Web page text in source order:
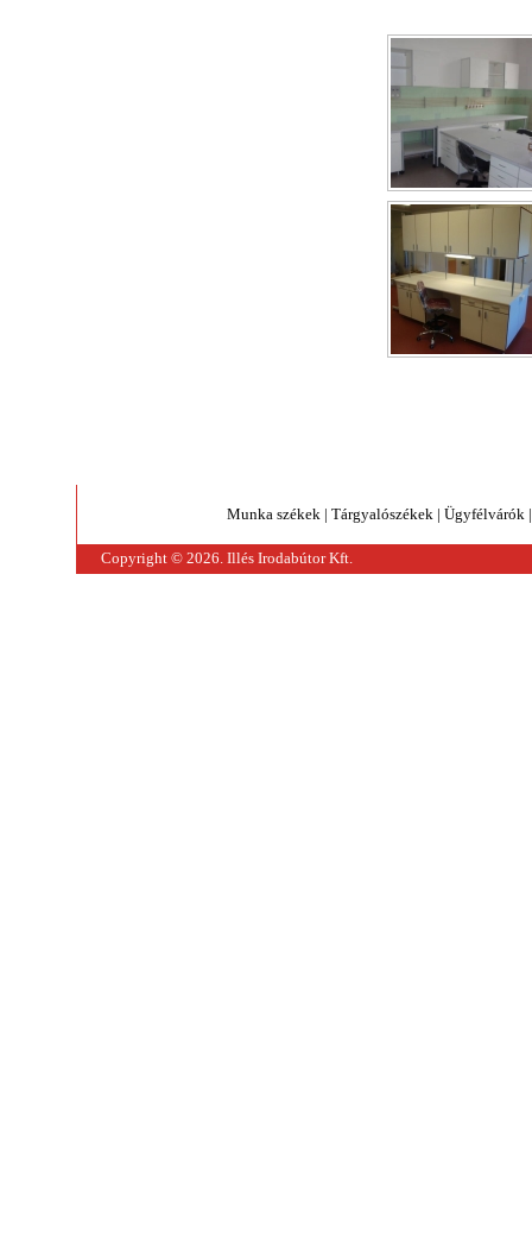
Munka székek | Tárgyalószékek | Ügyfélvárók
Copyright © 2026. Illés Irodabútor Kft.